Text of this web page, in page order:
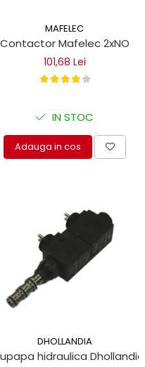
MAFELEC
Contactor Mafelec 2xNO
101,68 Lei
IN STOC
Adauga in cos
lift Dautel, Dhollandia
DHOLLANDIA
hidraulica